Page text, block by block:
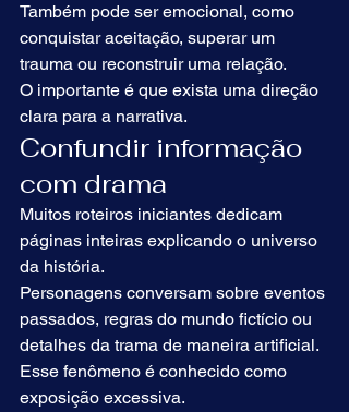
Também pode ser emocional, como
conquistar aceitação, superar um
trauma ou reconstruir uma relação.
O importante é que exista uma direção
clara para a narrativa.
Confundir informação
com drama
Muitos roteiros iniciantes dedicam
páginas inteiras explicando o universo
da história.
Personagens conversam sobre eventos
passados, regras do mundo fictício ou
detalhes da trama de maneira artificial.
Esse fenômeno é conhecido como
exposição excessiva.